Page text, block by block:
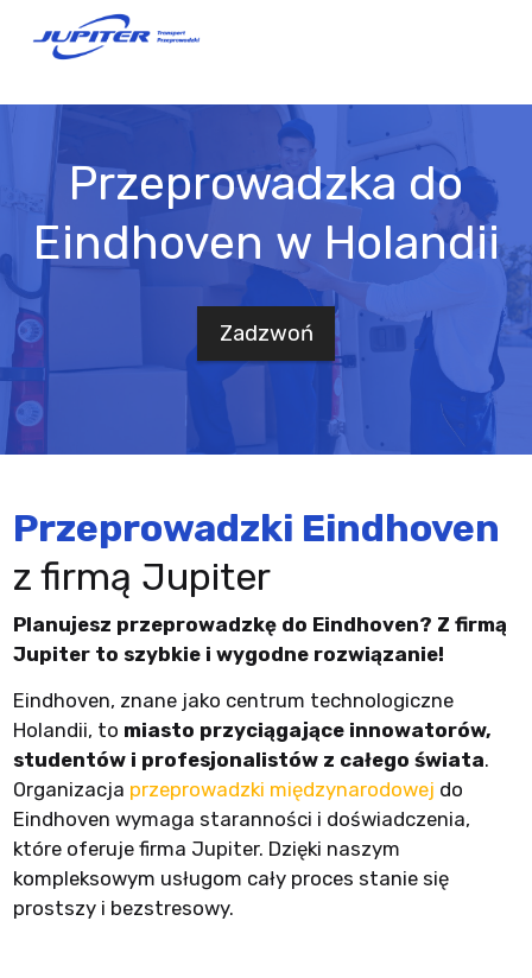
Przeprowadzka do
Eindhoven w Holandii
Zadzwoń
Przeprowadzki Eindhoven
z firmą Jupiter
Planujesz przeprowadzkę do Eindhoven? Z firmą
Jupiter to szybkie i wygodne rozwiązanie!
Eindhoven, znane jako centrum technologiczne
Holandii, to miasto przyciągające innowatorów,
studentów i profesjonalistów z całego świata.
Organizacja przeprowadzki międzynarodowej do
Eindhoven wymaga staranności i doświadczenia,
które oferuje firma Jupiter. Dzięki naszym
kompleksowym usługom cały proces stanie się
prostszy i bezstresowy.